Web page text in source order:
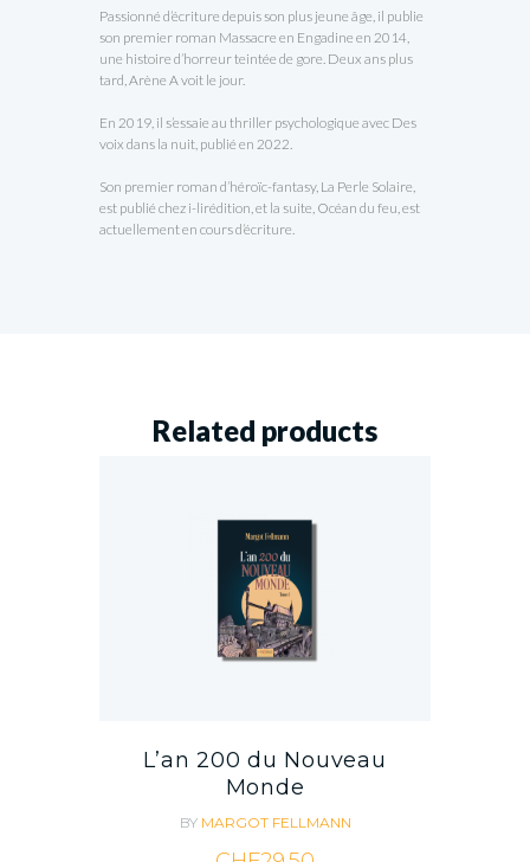
Passionné d’écriture depuis son plus jeune âge, il publie
son premier roman Massacre en Engadine en 2014,
une histoire d’horreur teintée de gore. Deux ans plus
tard, Arène A voit le jour.
En 2019, il s’essaie au thriller psychologique avec Des
voix dans la nuit, publié en 2022.
Son premier roman d’héroïc-fantasy, La Perle Solaire,
est publié chez i-lirédition, et la suite, Océan du feu, est
actuellement en cours d’écriture.
Related products
L’an 200 du Nouveau
Monde
BY MARGOT FELLMANN